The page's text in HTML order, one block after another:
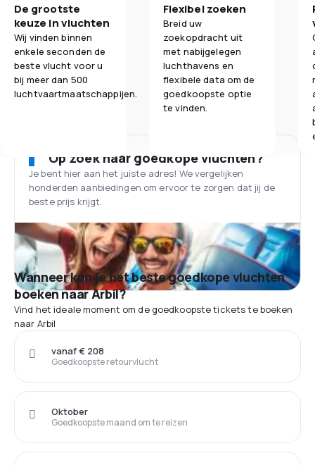
De grootste
keuze in vluchten
Wij vinden binnen
enkele seconden de
beste vlucht voor u
bij meer dan 500
luchtvaartmaatschappijen.
Flexibel zoeken
Breid uw
zoekopdracht uit
met nabijgelegen
luchthavens en
flexibele data om de
goedkoopste optie
te vinden.
Op zoek naar goedkope vluchten?
Je bent hier aan het juiste adres! We vergelijken
honderden aanbiedingen om ervoor te zorgen dat jij de
beste prijs krijgt.
Wanneer kun je het beste goedkope vluchten
boeken naar Arbil?
Vind het ideale moment om de goedkoopste tickets te boeken
naar Arbil
Goedkoopste retourvlucht
vanaf € 208
Goedkoopste maand om te reizen
Oktober